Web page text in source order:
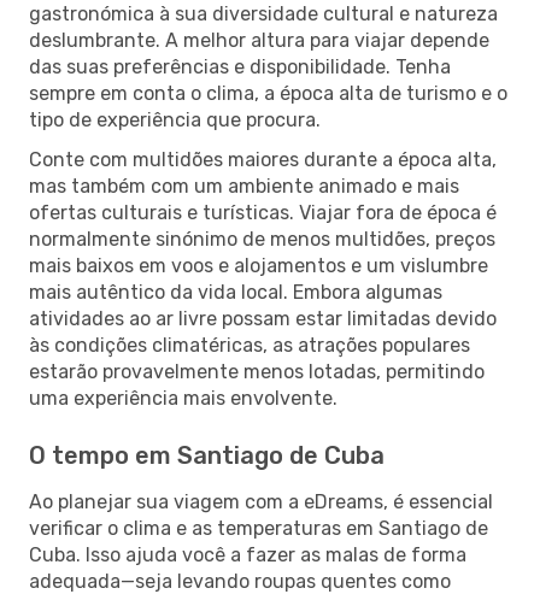
gastronómica à sua diversidade cultural e natureza
deslumbrante. A melhor altura para viajar depende
das suas preferências e disponibilidade. Tenha
sempre em conta o clima, a época alta de turismo e o
tipo de experiência que procura.
Conte com multidões maiores durante a época alta,
mas também com um ambiente animado e mais
ofertas culturais e turísticas. Viajar fora de época é
normalmente sinónimo de menos multidões, preços
mais baixos em voos e alojamentos e um vislumbre
mais autêntico da vida local. Embora algumas
atividades ao ar livre possam estar limitadas devido
às condições climatéricas, as atrações populares
estarão provavelmente menos lotadas, permitindo
uma experiência mais envolvente.
O tempo em Santiago de Cuba
Ao planejar sua viagem com a eDreams, é essencial
verificar o clima e as temperaturas em Santiago de
Cuba. Isso ajuda você a fazer as malas de forma
adequada—seja levando roupas quentes como